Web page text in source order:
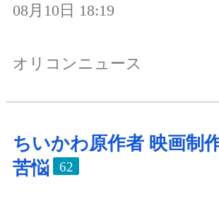
08月10日 18:19
オリコンニュース
ちいかわ原作者 映画制
苦悩
62